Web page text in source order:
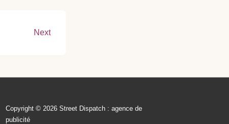
Next
Copyright © 2026 Street Dispatch : agence de
publicité